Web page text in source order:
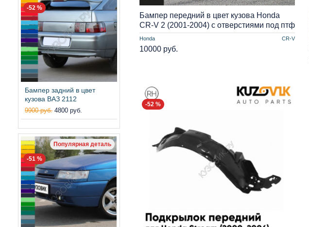
-52 %
Бампер задний в цвет
кузова ВАЗ 2112
9900 руб. 4800 руб.
Популярная деталь
-51 %
Honda CR-V
Бампер передний в цвет кузова Honda
CR-V 2 (2001-2004) с отверстиями под птф
10000 руб.
-52 %